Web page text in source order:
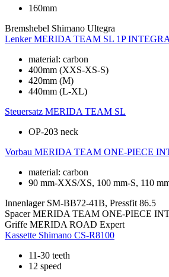
160mm
Bremshebel Shimano Ultegra
Lenker MERIDA TEAM SL 1P
material: carbon
400mm (XXS-XS-S)
420mm (M)
440mm (L-XL)
Steuersatz MERIDA TEAM SL
OP-203 neck
Vorbau MERIDA TEAM ONE-PIECE
material: carbon
90 mm-XXS/XS, 100 mm-S, 110
Innenlager SM-BB72-41B, Pressfit 86.5
Spacer MERIDA TEAM ONE-PIECE
Griffe MERIDA ROAD Expert
Kassette Shimano CS-R8100
11-30 teeth
12 speed